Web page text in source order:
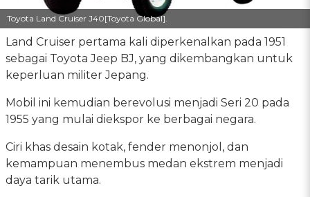
Toyota Land Cruiser J40[Toyota Global].
Land Cruiser pertama kali diperkenalkan pada 1951
sebagai Toyota Jeep BJ, yang dikembangkan untuk
keperluan militer Jepang.
Mobil ini kemudian berevolusi menjadi Seri 20 pada
1955 yang mulai diekspor ke berbagai negara.
Ciri khas desain kotak, fender menonjol, dan
kemampuan menembus medan ekstrem menjadi
daya tarik utama.